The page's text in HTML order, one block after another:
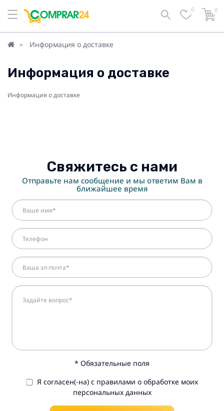
0 0
Информация о доставке
Информация о доставке
Информация о доставке
Свяжитесь с нами
Отправьте нам сообщение и мы ответим Вам в
ближайшее время
* Обязательные поля
Я согласен(-на) с правилами о обработке моих
персональных данных